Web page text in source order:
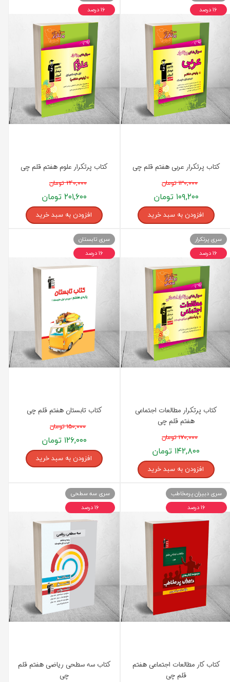
کتاب پرتکرار عربی هفتم قلم چی
۱۳۰,۰۰۰ تومان
۱۰۹,۲۰۰ تومان
افزودن به سبد خرید
۱۶ درصد
کتاب پرتکرار علوم هفتم قلم چی
۲۴۰,۰۰۰ تومان
۲۰۱,۶۰۰ تومان
افزودن به سبد خرید
۱۶ درصد
کتاب پرتکرار مطالعات اجتماعی
هفتم قلم چی
۱۷۰,۰۰۰ تومان
۱۴۲,۸۰۰ تومان
افزودن به سبد خرید
سری پرتکرار
۱۶ درصد
کتاب تابستان هفتم قلم چی
۱۵۰,۰۰۰ تومان
۱۲۶,۰۰۰ تومان
افزودن به سبد خرید
سری تابستان
۱۶ درصد
کتاب کار مطالعات اجتماعی هفتم
قلم چی
سری دبیران پرمخاطب
۱۶ درصد
کتاب سه سطحی ریاضی هفتم قلم
چی
سری سه سطحی
۱۶ درصد